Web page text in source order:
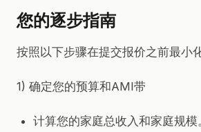
您的逐步指南
按照以下步骤在提交报价之前最小
1) 确定您的预算和AMI带
计算您的家庭总收入和家庭规模